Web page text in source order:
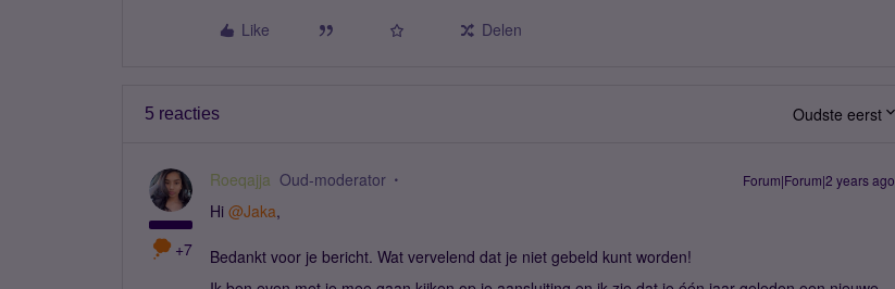
Like Delen
5 reacties Oudste eerst
+7
Roeqajja Oud-moderator Forum|Forum|2 years ago
Hi @Jaka,
Bedankt voor je bericht. Wat vervelend dat je niet gebeld kunt worden!